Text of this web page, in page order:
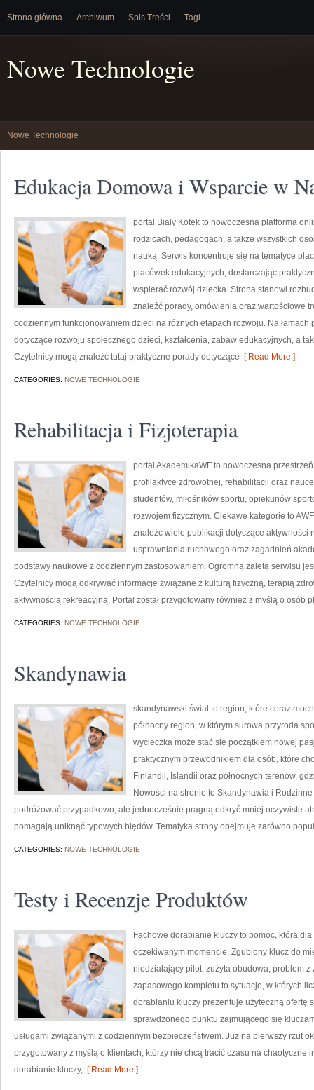
Strona główna Archiwum Spis Treści Tagi
Nowe Technologie
Nowe Technologie
Edukacja Domowa i Wsparcie w
portal Biały Kotek to nowoczesna platforma
rodzicach, pedagogach, a także wszystkich
nauką. Serwis koncentruje się na tematyce
placówek edukacyjnych, dostarczając
wspierać rozwój dziecka. Strona stanowi
znaleźć porady, omówienia oraz wartościowe
codziennym funkcjonowaniem dzieci na różnych etapach rozwoju. Na
dotyczące rozwoju społecznego dzieci, kształcenia, zabaw edukacyjnych, a
Czytelnicy mogą znaleźć tutaj praktyczne porady dotyczące [ Read More ]
CATEGORIES: NOWE TECHNOLOGIE
Rehabilitacja i Fizjoterapia
portal AkademikaWF to nowoczesna
profilaktyce zdrowotnej, rehabilitacji oraz
studentów, miłośników sportu, opiekunów
rozwojem fizycznym. Ciekawe kategorie to
znaleźć wiele publikacji dotyczące aktywności
usprawniania ruchowego oraz zagadnień
podstawy naukowe z codziennym zastosowaniem. Ogromną zaletą serwisu
Czytelnicy mogą odkrywać informacje związane z kulturą fizyczną, terapią
aktywnością rekreacyjną. Portal został przygotowany również z myślą o osób
CATEGORIES: NOWE TECHNOLOGIE
Skandynawia
skandynawski świat to region, które coraz
północny region, w którym surowa przyroda
wycieczka może stać się początkiem nowej
praktycznym przewodnikiem dla osób, które
Finlandii, Islandii oraz północnych terenów,
Nowości na stronie to Skandynawia i
podróżować przypadkowo, ale jednocześnie pragną odkryć mniej oczywiste
pomagają uniknąć typowych błędów. Tematyka strony obejmuje zarówno
CATEGORIES: NOWE TECHNOLOGIE
Testy i Recenzje Produktów
Fachowe dorabianie kluczy to pomoc, która
oczekiwanym momencie. Zgubiony klucz do
niedziałający pilot, zużyta obudowa, problem
zapasowego kompletu to sytuacje, w których
dorabianiu kluczy prezentuje użyteczną ofertę
sprawdzonego punktu zajmującego się
usługami związanymi z codziennym bezpieczeństwem. Już na pierwszy rzut
przygotowany z myślą o klientach, którzy nie chcą tracić czasu na chaotyczne
dorabianie kluczy, [ Read More ]